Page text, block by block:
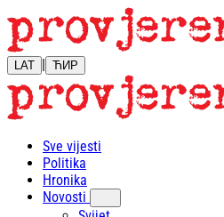
LAT | ЋИР
Sve vijesti
Politika
Hronika
Novosti